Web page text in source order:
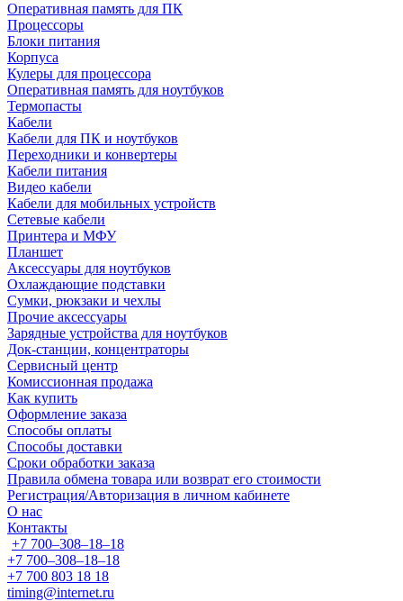
Оперативная память для ПК
Процессоры
Блоки питания
Корпуса
Кулеры для процессора
Оперативная память для ноутбуков
Термопасты
Кабели
Кабели для ПК и ноутбуков
Переходники и конвертеры
Кабели питания
Видео кабели
Кабели для мобильных устройств
Сетевые кабели
Принтера и МФУ
Планшет
Аксессуары для ноутбуков
Охлаждающие подставки
Сумки, рюкзаки и чехлы
Прочие аксессуары
Зарядные устройства для ноутбуков
Док-станции, концентраторы
Сервисный центр
Комиссионная продажа
Как купить
Оформление заказа
Способы оплаты
Способы доставки
Сроки обработки заказа
Правила обмена товара или возврат его стоимости
Регистрация/Авторизация в личном кабинете
О нас
Контакты
+7 700‒308‒18‒18
+7 700‒308‒18‒18
+7 700 803 18 18
timing@internet.ru